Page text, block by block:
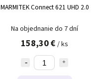
MARMITEK Connect 621 UHD 2.0
Na objednanie do 7 dní
158,30 € / ks